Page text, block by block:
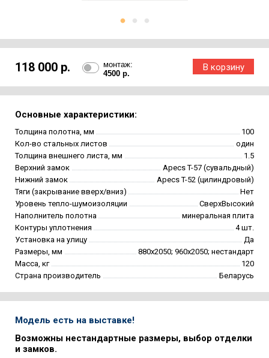
118 000 р.
монтаж:
4500 р.
Основные характеристики:
Толщина полотна, мм
100
Кол-во стальных листов
один
Толщина внешнего листа, мм
1.5
Верхний замок
Apecs T-57 (сувальдный)
Нижний замок
Apecs T-52 (цилиндровый)
Тяги (закрывание вверх/вниз)
Нет
Уровень тепло-шумоизоляции
СверхВысокий
Наполнитель полотна
минеральная плита
Контуры уплотнения
4 шт.
Установка на улицу
Да
Размеры, мм
880х2050; 960х2050; нестандарт
Масса, кг
120
Страна производитель
Беларусь
Модель есть на выставке!
Возможны нестандартные размеры, выбор отделки
и замков.